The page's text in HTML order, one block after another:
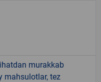
murakkab
mahsulotlar, tez